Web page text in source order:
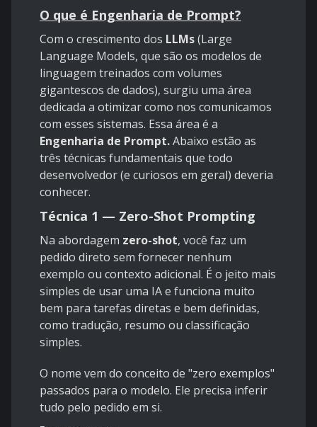
O que é Engenharia de Prompt?
Com o crescimento dos LLMs(Large
Language Models, que são os modelos de
linguagem treinados com volumes
gigantescos de dados), surgiu uma área
dedicada a otimizar como nos comunicamos
com esses sistemas. Essa área é a
Engenharia de Prompt.Abaixo estão as
três técnicas fundamentais que todo
desenvolvedor (e curiosos em geral) deveria
conhecer.
Técnica 1 — Zero-Shot Prompting
Na abordagem zero-shot, você faz um
pedido direto sem fornecer nenhum
exemplo ou contexto adicional. É o jeito mais
simples de usar uma IA e funciona muito
bem para tarefas diretas e bem definidas,
como tradução, resumo ou classificação
simples.
O nome vem do conceito de "zero exemplos"
passados para o modelo. Ele precisa inferir
tudo pelo pedido em si.